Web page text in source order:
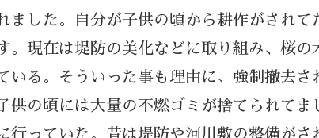
ました。自分が子供の頃から耕作がされて
。現在は堤防の美化などに取り組み、桜の
いる。そういった事も理由に、強制撤去さ
の頃には大量の不燃ゴミが捨てられてま
行っていた。昔は堤防や河川敷の整備がさ